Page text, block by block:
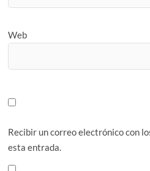
Web
Recibir un correo electrónico con
esta entrada.